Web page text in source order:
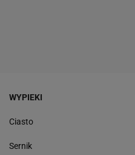
WYPIEKI
Ciasto
Sernik